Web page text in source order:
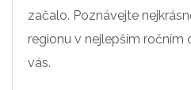
začalo. Poznávejte
regionu v nejlepším ročním
vás.